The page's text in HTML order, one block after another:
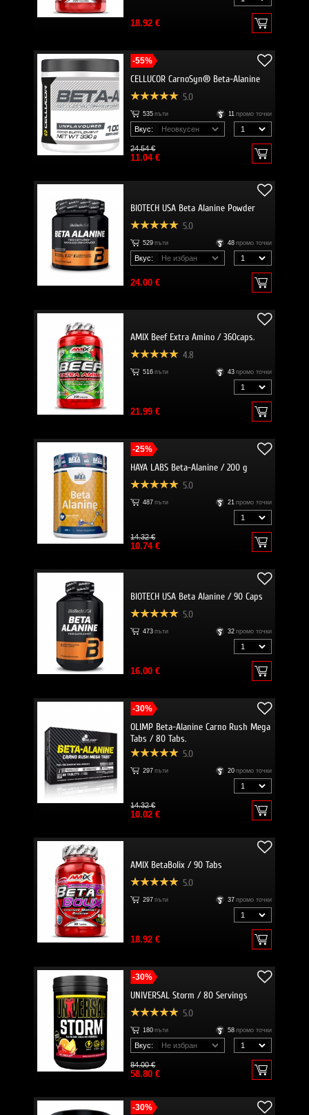
18.92 €
-55%
CELLUCOR CarnoSyn® Beta-Alanine
5.0
535 пъти 11 промо точки
Вкус:
24.54 €
11.04 €
BIOTECH USA Beta Alanine Powder
5.0
529 пъти 48 промо точки
Вкус:
24.00 €
AMIX Beef Extra Amino / 360caps.
4.8
516 пъти 43 промо точки
21.99 €
-25%
HAYA LABS Beta-Alanine / 200 g
5.0
487 пъти 21 промо точки
14.32 €
10.74 €
BIOTECH USA Beta Alanine / 90 Caps
5.0
473 пъти 32 промо точки
16.00 €
-30%
OLIMP Beta-Alanine Carno Rush Mega
Tabs / 80 Tabs.
5.0
297 пъти 20 промо точки
14.32 €
10.02 €
AMIX BetaBolix / 90 Tabs
5.0
297 пъти 37 промо точки
18.92 €
-30%
UNIVERSAL Storm / 80 Servings
5.0
180 пъти 58 промо точки
Вкус:
84.00 €
58.80 €
-30%